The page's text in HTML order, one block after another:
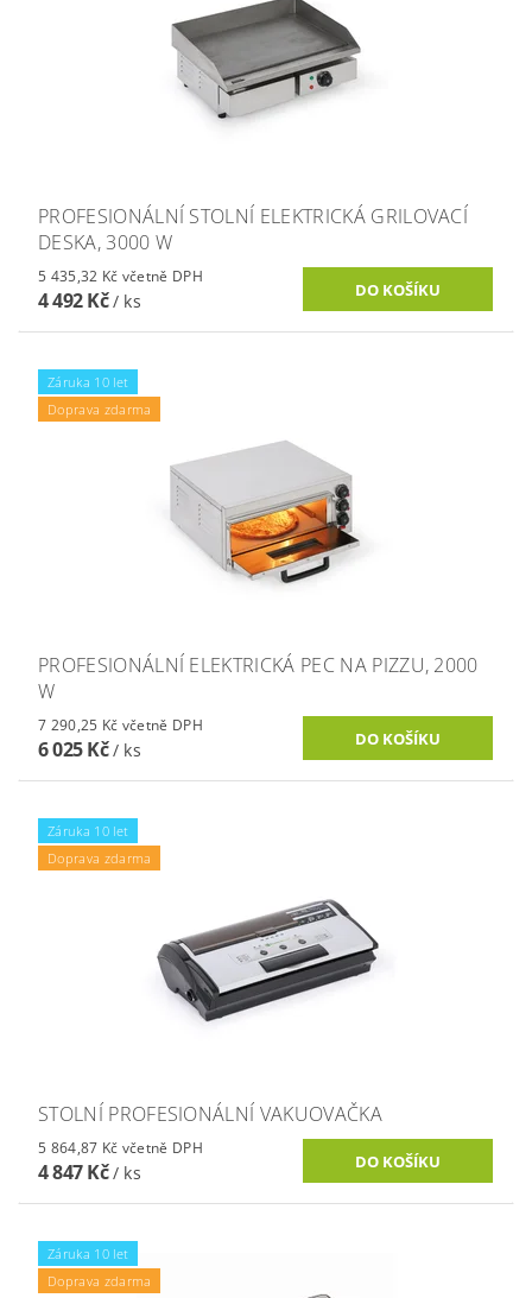
PROFESIONÁLNÍ STOLNÍ ELEKTRICKÁ GRILOVACÍ
DESKA, 3000 W
5 435,32 Kč včetně DPH
4 492 Kč/ ks
Záruka 10 let
Doprava zdarma
PROFESIONÁLNÍ ELEKTRICKÁ PEC NA PIZZU, 2000
W
7 290,25 Kč včetně DPH
6 025 Kč/ ks
Záruka 10 let
Doprava zdarma
STOLNÍ PROFESIONÁLNÍ VAKUOVAČKA
5 864,87 Kč včetně DPH
4 847 Kč/ ks
Záruka 10 let
Doprava zdarma